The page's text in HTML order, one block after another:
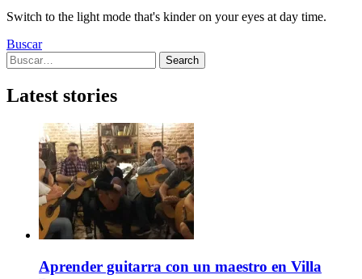
Switch to the light mode that's kinder on your eyes at day time.
Buscar
Search
for:
Search
Latest stories
Aprender guitarra con un maestro en Villa